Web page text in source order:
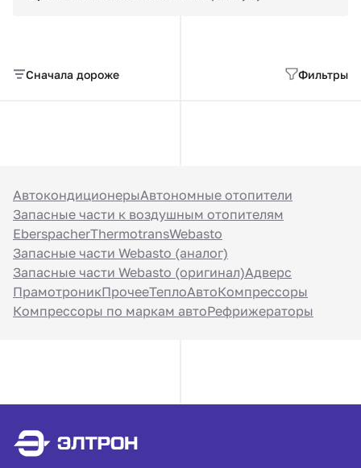
Сначала дороже Фильтры
АвтокондиционерыАвтономные отопители
Запасные части к воздушным отопителям
EberspacherThermotransWebasto
Запасные части Webasto (аналог)
Запасные части Webasto (оригинал)Адверс
ПрамотроникПрочееТеплоАвтоКомпрессоры
Компрессоры по маркам автоРефрижераторы